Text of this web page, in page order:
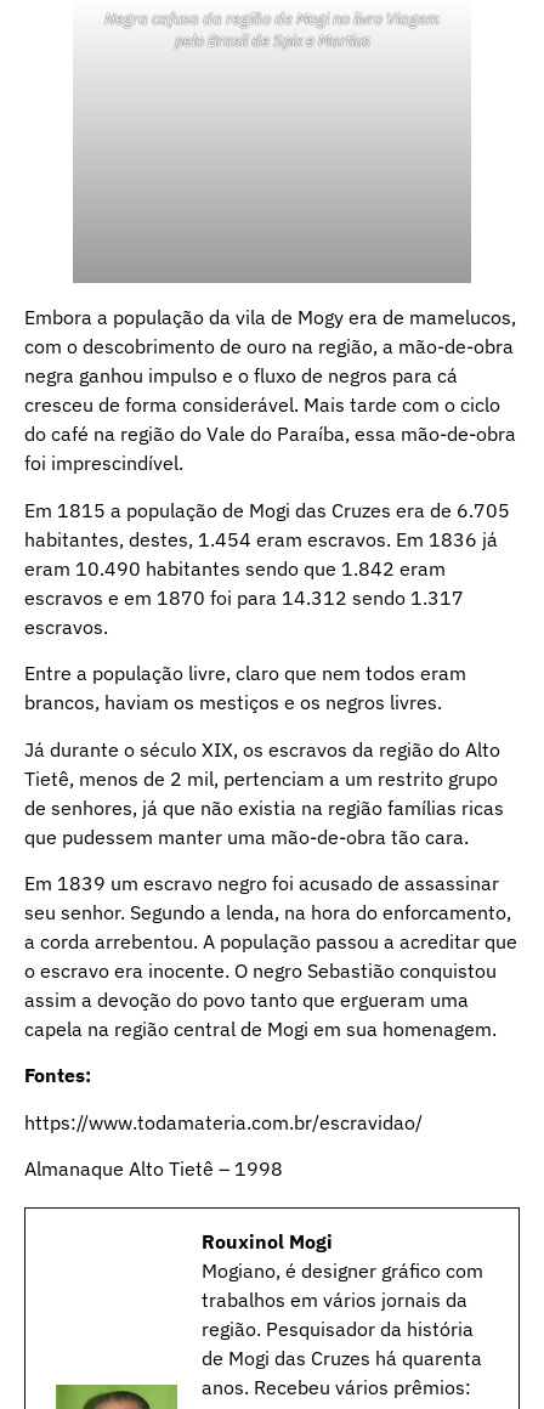
Negra cafusa da região de Mogi no livro Viagem
pelo Brasil de Spix e Martius
Embora a população da vila de Mogy era de mamelucos,
com o descobrimento de ouro na região, a mão-de-obra
negra ganhou impulso e o fluxo de negros para cá
cresceu de forma considerável. Mais tarde com o ciclo
do café na região do Vale do Paraíba, essa mão-de-obra
foi imprescindível.
Em 1815 a população de Mogi das Cruzes era de 6.705
habitantes, destes, 1.454 eram escravos. Em 1836 já
eram 10.490 habitantes sendo que 1.842 eram
escravos e em 1870 foi para 14.312 sendo 1.317
escravos.
Entre a população livre, claro que nem todos eram
brancos, haviam os mestiços e os negros livres.
Já durante o século XIX, os escravos da região do Alto
Tietê, menos de 2 mil, pertenciam a um restrito grupo
de senhores, já que não existia na região famílias ricas
que pudessem manter uma mão-de-obra tão cara.
Em 1839 um escravo negro foi acusado de assassinar
seu senhor. Segundo a lenda, na hora do enforcamento,
a corda arrebentou. A população passou a acreditar que
o escravo era inocente. O negro Sebastião conquistou
assim a devoção do povo tanto que ergueram uma
capela na região central de Mogi em sua homenagem.
Fontes:
https://www.todamateria.com.br/escravidao/
Almanaque Alto Tietê – 1998
Rouxinol Mogi
Mogiano, é designer gráfico com
trabalhos em vários jornais da
região. Pesquisador da história
de Mogi das Cruzes há quarenta
anos. Recebeu vários prêmios: